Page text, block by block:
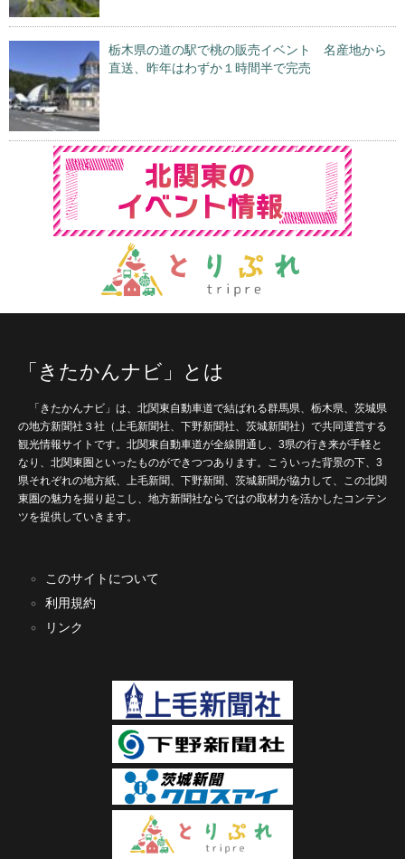
栃木県の道の駅で桃の販売イベント 名産地から
直送、昨年はわずか１時間半で完売
「きたかんナビ」とは
「きたかんナビ」は、北関東自動車道で結ばれる群馬県、栃木県、茨城県
の地方新聞社３社（上毛新聞社、下野新聞社、茨城新聞社）で共同運営する
観光情報サイトです。北関東自動車道が全線開通し、3県の行き来が手軽と
なり、北関東圏といったものができつつあります。こういった背景の下、3
県それぞれの地方紙、上毛新聞、下野新聞、茨城新聞が協力して、この北関
東圏の魅力を掘り起こし、地方新聞社ならではの取材力を活かしたコンテン
ツを提供していきます。
このサイトについて
利用規約
リンク